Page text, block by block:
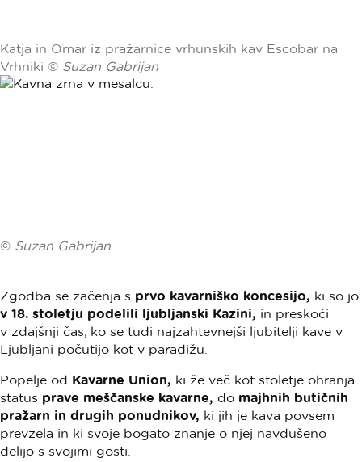
Katja in Omar iz pražarnice vrhunskih kav Escobar na
Vrhniki © Suzan Gabrijan
© Suzan Gabrijan
Zgodba se začenja s prvo kavarniško koncesijo, ki so jo
v 18. stoletju podelili ljubljanski Kazini, in preskoči
v zdajšnji čas, ko se tudi najzahtevnejši ljubitelji kave v
Ljubljani počutijo kot v paradižu.
Popelje od Kavarne Union, ki že več kot stoletje ohranja
status prave meščanske kavarne, do majhnih butičnih
pražarn in drugih ponudnikov, ki jih je kava povsem
prevzela in ki svoje bogato znanje o njej navdušeno
delijo s svojimi gosti.